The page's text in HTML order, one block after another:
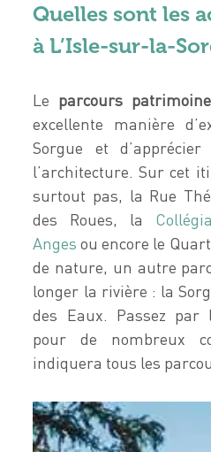
Quelles sont les
à L’Isle-sur-la-
Le parcours patrimoine
excellente manière
Sorgue et
l’architecture. Sur cet
surtout pas, la Rue
des Roues, la
Anges ou encore le
de nature, un autre
longer la rivière : la
des Eaux. Passez par
pour de nombreux
indiquera tous les